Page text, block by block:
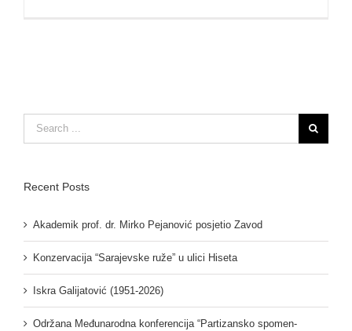
Recent Posts
Akademik prof. dr. Mirko Pejanović posjetio Zavod
Konzervacija “Sarajevske ruže” u ulici Hiseta
Iskra Galijatović (1951-2026)
Održana Međunarodna konferencija “Partizansko spomen-